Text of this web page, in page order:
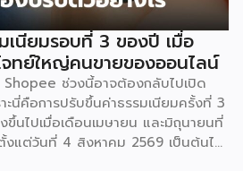
เนียมรอบที่ 3 ของปี เมื่อ
จทย์ใหญ่คนขายของออนไลน์
ช่วงนี้อาจต้องกลับไปเปิด
ะนี่คือการปรับขึ้นค่าธรรมเนียมครั้งที่ 3
นไปเมื่อเดือนเมษายน และมิถุนายนที่
งแต่วันที่ 4 สิงหาคม 2569 เป็นต้นไป